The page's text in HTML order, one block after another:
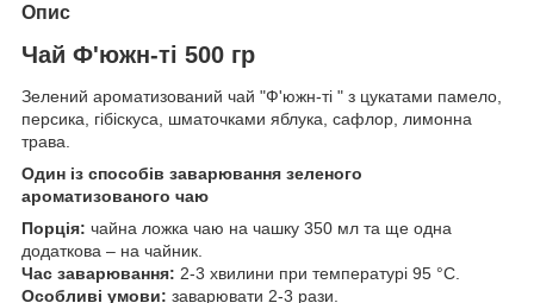
Опис
Чай Ф'южн-ті 500 гр
Зелений ароматизований чай "Ф'южн-ті " з цукатами памело,
персика, гібіскуса, шматочками яблука, сафлор, лимонна
трава.
Один із способів заварювання зеленого
ароматизованого чаю
Порція: чайна ложка чаю на чашку 350 мл та ще одна
додаткова – на чайник.
Час заварювання: 2-3 хвилини при температурі 95 °C.
Особливі умови: заварювати 2-3 рази.